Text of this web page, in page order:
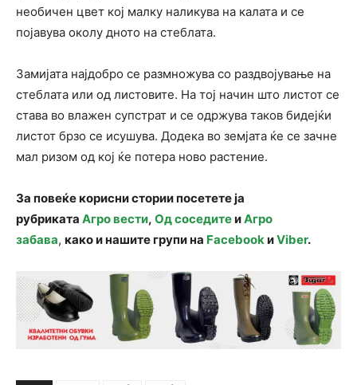
необичен цвет кој малку наликува на калата и се
појавува околу дното на стеблата.
Замијата најдобро се размножува со раздвојување на
стеблата или од листовите. На тој начин што листот се
става во влажен супстрат и се одржува таков бидејќи
листот брзо се исушува. Додека во земјата ќе се зачне
мал ризом од кој ќе потера ново растение.
За повеќе корисни стории посетете ја
рубриката Агро вести, Од соседитеиАгро
забава, како и нашите групи на FacebookиViber.